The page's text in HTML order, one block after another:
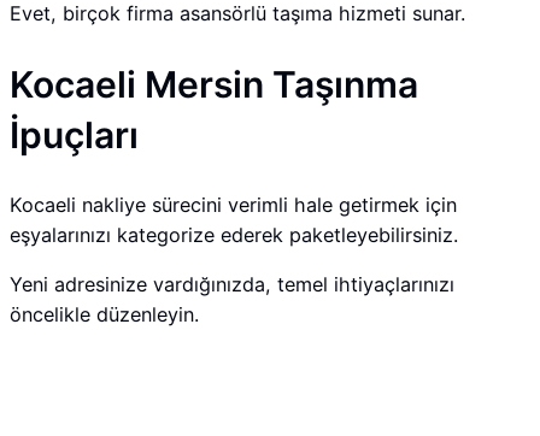
Evet, birçok firma asansörlü taşıma hizmeti sunar.
Kocaeli Mersin Taşınma
İpuçları
Kocaeli nakliye sürecini verimli hale getirmek için
eşyalarınızı kategorize ederek paketleyebilirsiniz.
Yeni adresinize vardığınızda, temel ihtiyaçlarınızı
öncelikle düzenleyin.